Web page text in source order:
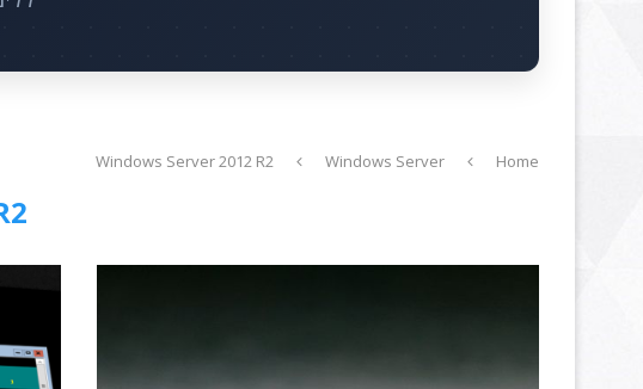
Home
Windows Server
Windows Server 2012 R2